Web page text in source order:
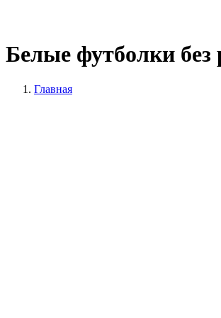
Белые футболки без
Главная